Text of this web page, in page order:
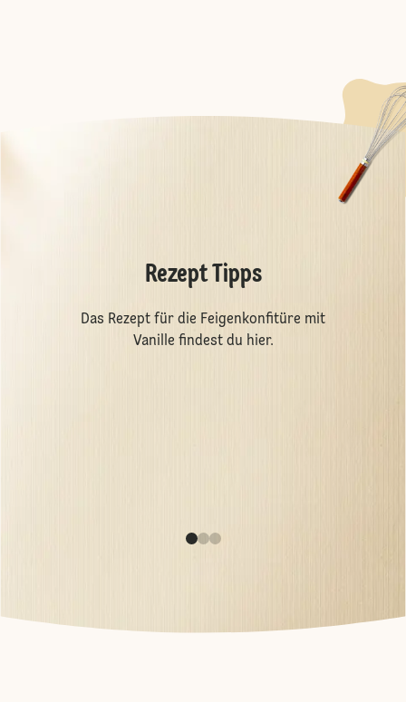
Rezept Tipps
Das Rezept für die Feigenkonfitüre mit
Vanille findest du hier.